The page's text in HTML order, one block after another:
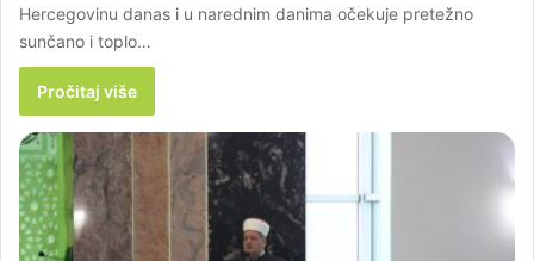
Hercegovinu danas i u narednim danima očekuje pretežno
sunčano i toplo…
Pročitaj više